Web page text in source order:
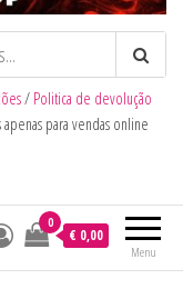
/ Politica de devolução
para vendas online
Menu
0
€ 0,00